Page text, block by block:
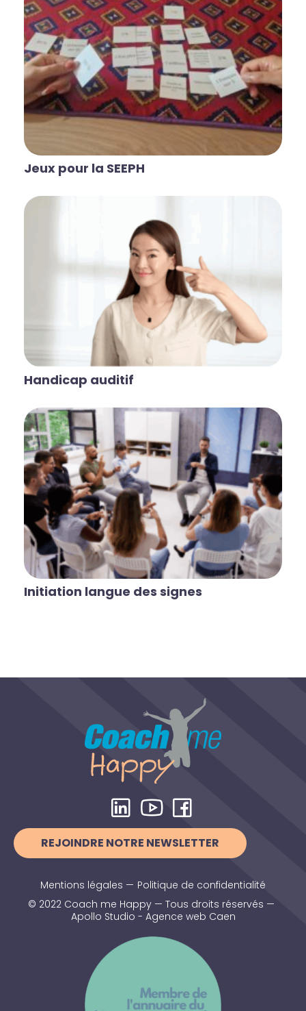
Jeux pour la SEEPH
Handicap auditif
Initiation langue des signes
REJOINDRE NOTRE NEWSLETTER
Mentions légales — Politique de confidentialité
© 2022 Coach me Happy — Tous droits réservés —
Apollo Studio - Agence web Caen